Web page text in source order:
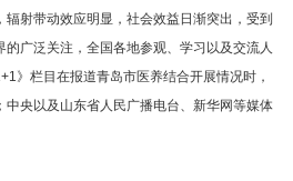
射带动效应明显，社会效益日渐突出，受到
广泛关注，全国各地参观、学习以及交流人
》栏目在报道青岛市医养结合开展情况时，
中央以及山东省人民广播电台、新华网等媒体